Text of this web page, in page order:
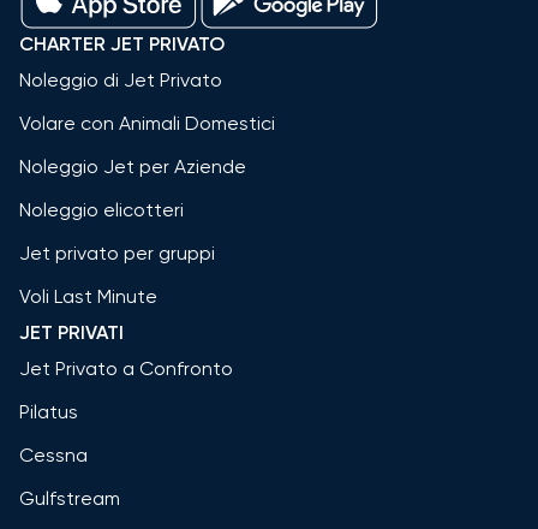
CHARTER JET PRIVATO
Noleggio di Jet Privato
Volare con Animali Domestici
Noleggio Jet per Aziende
Noleggio elicotteri
Jet privato per gruppi
Voli Last Minute
JET PRIVATI
Jet Privato a Confronto
Pilatus
Cessna
Gulfstream